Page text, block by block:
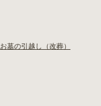
お墓の引越し（改葬）